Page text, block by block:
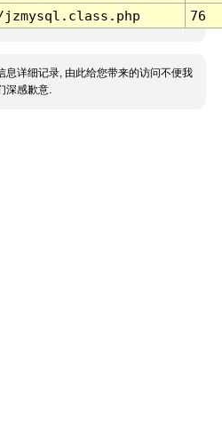
76
息详细记录, 由此给您带来的访问不便我
深感歉意.